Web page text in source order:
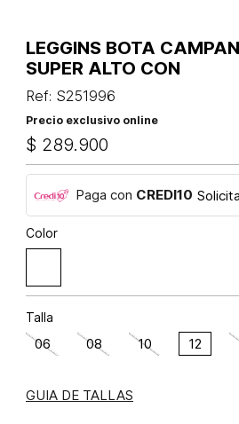
LEGGINS BOTA
SUPER ALTO CON
Ref: S251996
Precio exclusivo online
$ 289.900
Paga con CREDI10
Color
Talla
06 08 10 12
GUIA DE TALLAS